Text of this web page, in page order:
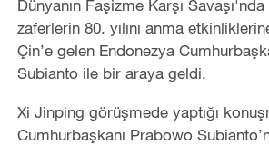
Dünyanın Faşizme Karşı
zaferlerin 80. yılını anma
Çin’e gelen Endonezya
Subianto ile bir araya geldi.
Xi Jinping görüşmede yaptığı
Cumhurbaşkanı Prabowo